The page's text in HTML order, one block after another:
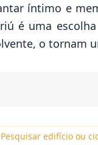
íntimo e
é uma
o tornam